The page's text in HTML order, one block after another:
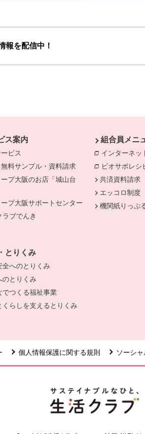
を配信中！
。
ス案内
ビス
料サンプル・資料請求
プ大阪のお店「城山台
プ大阪サポートセンター
ラブでんき
ィンドウで開きます。
とりくみ
全へのとりくみ
のとりくみ
でつくる福祉事業
くらしを支えるとりくみ
組合員メニ
インターネッ
ビオサポレシ
共済資料請求
エッコロ制度
機関紙りっぷ
個人情報保護に関する規則 ソーシ